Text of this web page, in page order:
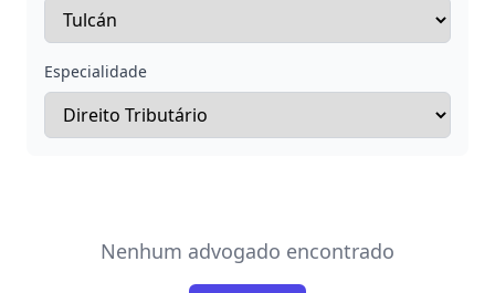
Especialidade
Nenhum advogado encontrado